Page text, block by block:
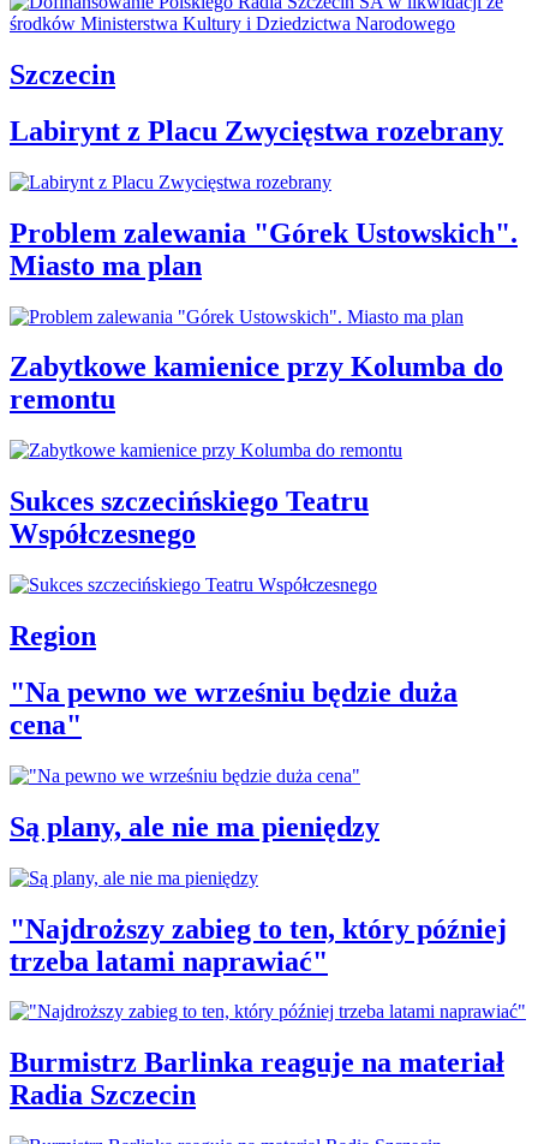
Szczecin
Labirynt z Placu Zwycięstwa rozebrany
Problem zalewania "Górek Ustowskich".
Miasto ma plan
Zabytkowe kamienice przy Kolumba do
remontu
Sukces szczecińskiego Teatru
Współczesnego
Region
"Na pewno we wrześniu będzie duża
cena"
Są plany, ale nie ma pieniędzy
"Najdroższy zabieg to ten, który później
trzeba latami naprawiać"
Burmistrz Barlinka reaguje na materiał
Radia Szczecin